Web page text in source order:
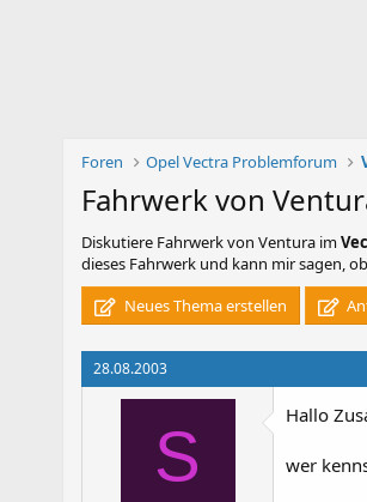
Foren Opel Vectra Problemforum
Fahrwerk von
Diskutiere Fahrwerk von Ventura im
dieses Fahrwerk und kann mir sagen,
Neues Thema erstellen
28.08.2003
S
Hallo
wer